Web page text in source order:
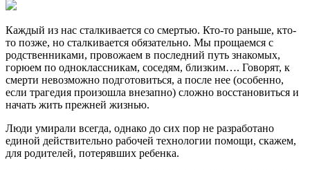
Каждый из нас сталкивается со смертью. Кто-то раньше, кто-
то позже, но сталкивается обязательно. Мы прощаемся с
родственниками, провожаем в последний путь знакомых,
горюем по одноклассникам, соседям, близким…. Говорят, к
смерти невозможно подготовиться, а после нее (особенно,
если трагедия произошла внезапно) сложно восстановиться и
начать жить прежней жизнью.
Люди умирали всегда, однако до сих пор не разработано
единой действительно рабочей технологии помощи, скажем,
для родителей, потерявших ребенка.